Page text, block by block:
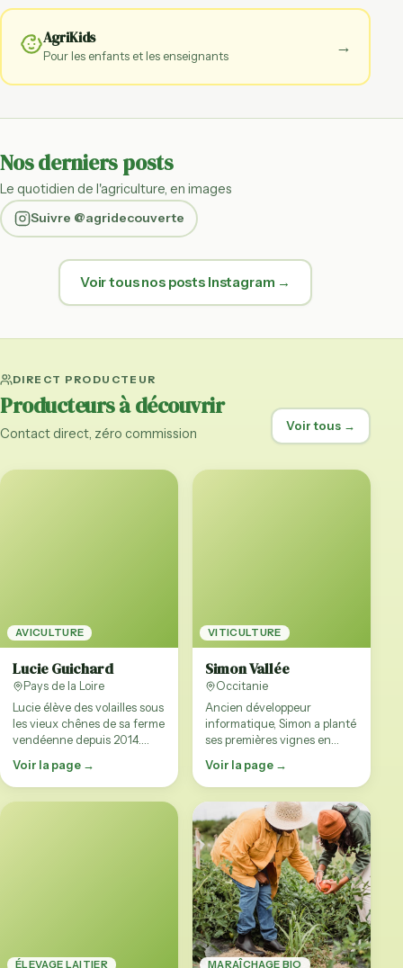
AgriKids
Pour les enfants et les enseignants
→
Nos derniers posts
Le quotidien de l'agriculture, en images
Suivre @agridecouverte
Voir tous nos posts Instagram →
DIRECT PRODUCTEUR
Producteurs à découvrir
Contact direct, zéro commission Voir tous →
AVICULTURE
Lucie Guichard
Pays de la Loire
Lucie élève des volailles sous
les vieux chênes de sa ferme
vendéenne depuis 2014.
Voir la page →
VITICULTURE
Simon Vallée
Occitanie
Ancien développeur
informatique, Simon a planté
ses premières vignes en
garrigues dans …
Voir la page →
ÉLEVAGE LAITIER MARAÎCHAGE BIO